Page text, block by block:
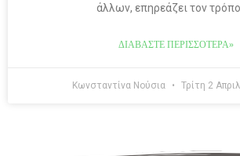
άλλων, επηρεάζει τον
ΔΙΑΒΆΣΤΕ ΠΕΡΙΣΣΌΤΕΡΑ»
Κωνσταντίνα Νούσια Τρίτη 2